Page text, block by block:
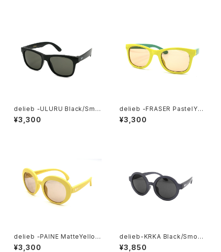
delieb -ULURU Black/Smo
ke- KIDSsize
¥3,300
delieb -FRASER PastelYell
owGreen/LightBrown- KI
DSsize
¥3,300
delieb -PAINE MatteYello
w/LightBrown- KIDSsize
¥3,300
delieb-KRKA Black/Smoke
- KIDSsize
¥3,850